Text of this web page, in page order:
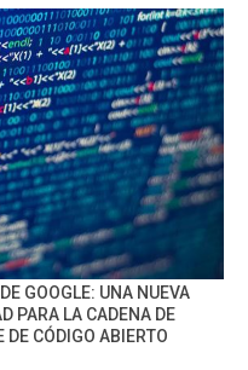
GOOGLE: UNA NUEVA
PARA LA CADENA DE
CÓDIGO ABIERTO